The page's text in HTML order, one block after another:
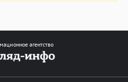
агентство